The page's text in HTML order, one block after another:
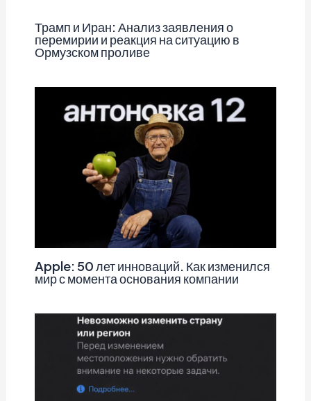
Трамп и Иран: Анализ заявления о
перемирии и реакция на ситуацию в
Ормузском проливе
Apple: 50 лет инноваций. Как изменился
мир с момента основания компании